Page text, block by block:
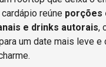
reúne porções
e drinks autorais,
um date mais leve